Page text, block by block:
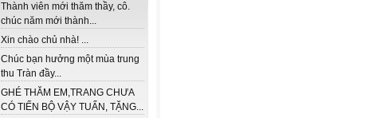
Thành viên mới thăm thầy, cô.
chúc năm mới thành...
Xin chào chủ nhà! ...
Chúc bạn hưởng một mùa trung
thu Tràn đầy...
GHÉ THĂM EM,TRANG CHƯA
CÓ TIẾN BỘ VẬY TUẤN, TẶNG...